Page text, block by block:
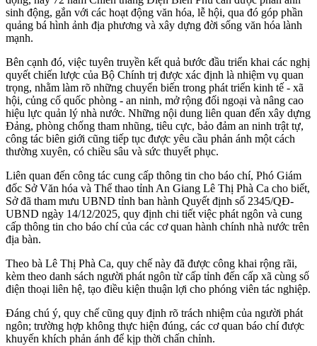
sinh động, gắn với các hoạt động văn hóa, lễ hội, qua đó góp phần
quảng bá hình ảnh địa phương và xây dựng đời sống văn hóa lành
mạnh.
Bên cạnh đó, việc tuyên truyền kết quả bước đầu triển khai các nghị
quyết chiến lược của Bộ Chính trị được xác định là nhiệm vụ quan
trọng, nhằm làm rõ những chuyển biến trong phát triển kinh tế - xã
hội, củng cố quốc phòng - an ninh, mở rộng đối ngoại và nâng cao
hiệu lực quản lý nhà nước. Những nội dung liên quan đến xây dựng
Đảng, phòng chống tham nhũng, tiêu cực, bảo đảm an ninh trật tự,
công tác biên giới cũng tiếp tục được yêu cầu phản ánh một cách
thường xuyên, có chiều sâu và sức thuyết phục.
Liên quan đến công tác cung cấp thông tin cho báo chí, Phó Giám
đốc Sở Văn hóa và Thể thao tỉnh An Giang Lê Thị Phà Ca cho biết,
Sở đã tham mưu UBND tỉnh ban hành Quyết định số 2345/QĐ-
UBND ngày 14/12/2025, quy định chi tiết việc phát ngôn và cung
cấp thông tin cho báo chí của các cơ quan hành chính nhà nước trên
địa bàn.
Theo bà Lê Thị Phà Ca, quy chế này đã được công khai rộng rãi,
kèm theo danh sách người phát ngôn từ cấp tỉnh đến cấp xã cùng số
điện thoại liên hệ, tạo điều kiện thuận lợi cho phóng viên tác nghiệp.
Đáng chú ý, quy chế cũng quy định rõ trách nhiệm của người phát
ngôn; trường hợp không thực hiện đúng, các cơ quan báo chí được
khuyến khích phản ánh để kịp thời chấn chỉnh.